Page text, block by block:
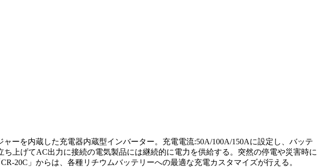
ーを内蔵した充電器内蔵型インバーター。充電電流:50A/100A/150Aに設定し、バッテ
上げてAC出力に接続の電気製品には継続的に電力を供給する。突然の停電や災害時に
20C」からは、各種リチウムバッテリーへの最適な充電カスタマイズが行える。